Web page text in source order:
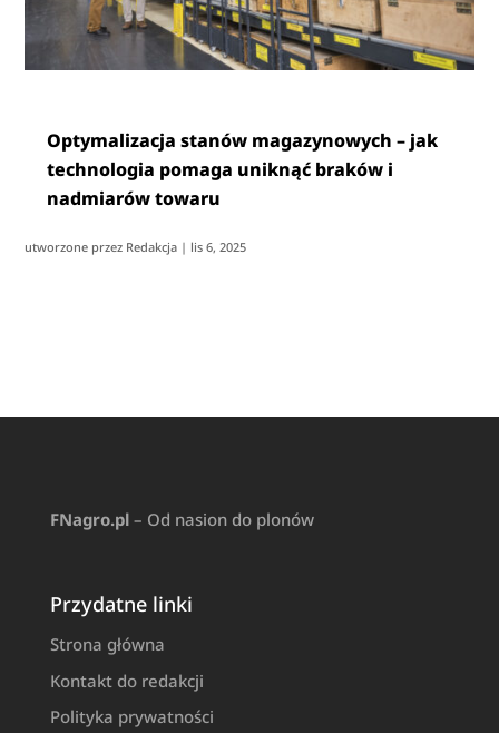
Optymalizacja stanów magazynowych – jak
technologia pomaga uniknąć braków i
nadmiarów towaru
utworzone przez Redakcja | lis 6, 2025
FNagro.pl– Od nasion do plonów
Przydatne linki
Strona główna
Kontakt do redakcji
Polityka prywatności